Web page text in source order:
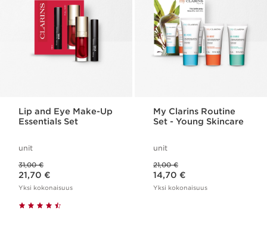
Lip and Eye Make-Up
Essentials Set
unit
31,00 €
Nykyinen hinta 21,70 €
21,70 €
Yksi kokonaisuus
My Clarins Routine
Set - Young Skincare
unit
21,00 €
Nykyinen hinta 14,70 €
14,70 €
Yksi kokonaisuus